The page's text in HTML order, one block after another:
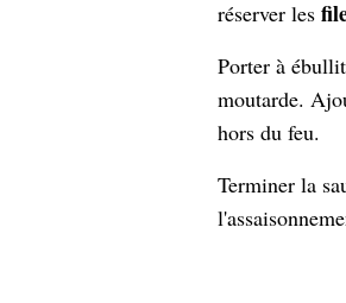
réserver les
Porter à
moutarde.
hors du feu.
Terminer la